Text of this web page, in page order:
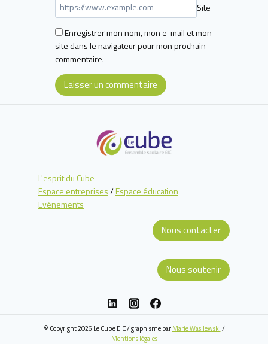
Site
Enregistrer mon nom, mon e-mail et mon
site dans le navigateur pour mon prochain
commentaire.
L'esprit du Cube
Espace entreprises/Espace éducation
Evénements
Nous contacter
Nous soutenir
© Copyright 2026 Le Cube EIC / graphisme parMarie Wasilewski/
Mentions légales